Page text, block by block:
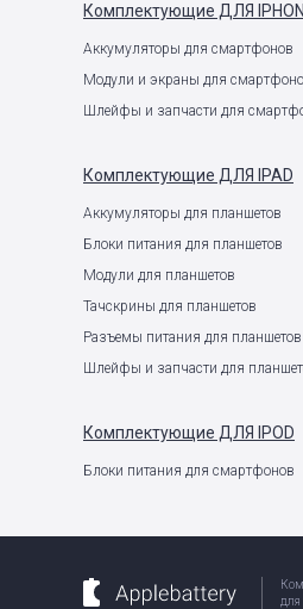
Комплектующие ДЛЯ
Аккумуляторы для смартфонов
Модули и экраны для
Шлейфы и запчасти для
Комплектующие ДЛЯ IPAD
Аккумуляторы для планшетов
Блоки питания для планшетов
Модули для планшетов
Тачскрины для планшетов
Разъемы питания для планшетов
Шлейфы и запчасти для
Комплектующие ДЛЯ IPOD
Блоки питания для смартфонов
для